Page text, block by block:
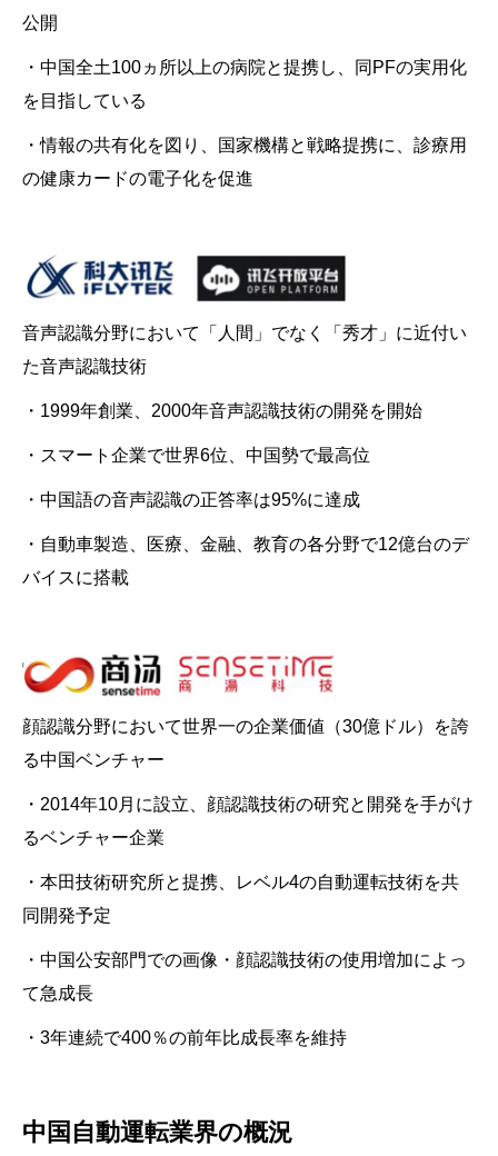
公開
・中国全土100ヵ所以上の病院と提携し、同PFの実用化
を目指している
・情報の共有化を図り、国家機構と戦略提携に、診療用
の健康カードの電子化を促進
音声認識分野において「人間」でなく「秀才」に近付い
た音声認識技術
・1999年創業、2000年音声認識技術の開発を開始
・スマート企業で世界6位、中国勢で最高位
・中国語の音声認識の正答率は95%に達成
・自動車製造、医療、金融、教育の各分野で12億台のデ
バイスに搭載
顔認識分野において世界一の企業価値（30億ドル）を誇
る中国ベンチャー
・2014年10月に設立、顔認識技術の研究と開発を手がけ
るベンチャー企業
・本田技術研究所と提携、レベル4の自動運転技術を共
同開発予定
・中国公安部門での画像・顔認識技術の使用増加によっ
て急成長
・3年連続で400％の前年比成長率を維持
中国自動運転業界の概況